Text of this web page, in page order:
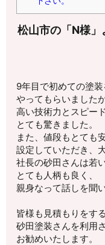
松山市の「N様」
9年目で初めての塗装
やってもらいましたが
高い技術力とスピー
とても驚きました。
また、値段もとても
設定していただき、
社長の砂田さんは若
とても人柄も良く、
親身なって話しを聞
皆様も見積もりをす
砂田塗装さんを利用
お勧めいたします。